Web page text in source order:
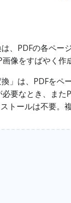
、PDFの各ペー
像をすばやく作
換」は、PDFを
要なとき、また
トールは不要。